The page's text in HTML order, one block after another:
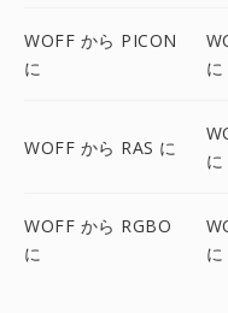
WOFF から PICON
に
に
WOFF から RAS に
に
WOFF から RGBO
に
に